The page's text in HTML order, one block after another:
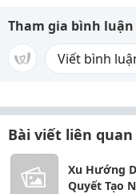
Tham gia bình luận
Bài viết liên quan
Xu Hướng
Quyết Tạo